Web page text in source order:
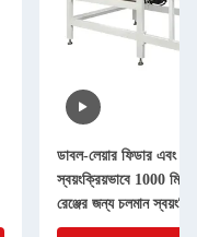
ডাবল-লেয়ার ফিডার এবং
স্বয়ংক্রিয়ভাবে 1000 মিমি
রেঞ্জের জন্য চলমান
মেশিন